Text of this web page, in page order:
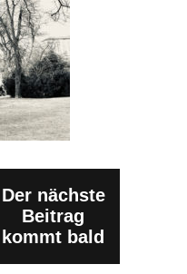
Der nächste
Beitrag
kommt bald